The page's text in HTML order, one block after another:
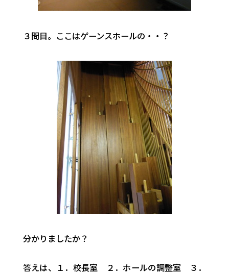
３問目。ここはゲーンスホールの・・？
分かりましたか？
答えは、１．校長室 ２．ホールの調整室 ３．